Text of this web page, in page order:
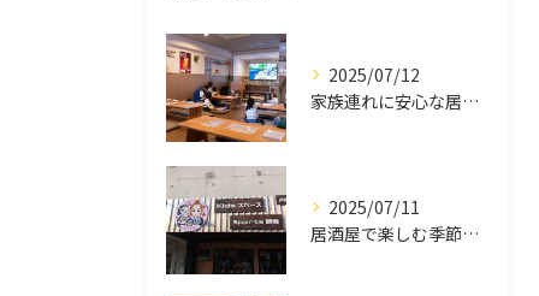
2025/07/12
家族連れに安心な居酒屋体験
2025/07/11
居酒屋で楽しむ季節の味覚と生中継スポーツ観戦